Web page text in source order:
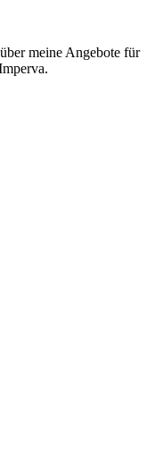
meine Angebote für